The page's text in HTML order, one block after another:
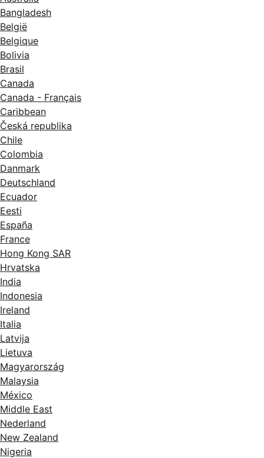
Bangladesh
België
Belgique
Bolivia
Brasil
Canada
Canada - Français
Caribbean
Česká republika
Chile
Colombia
Danmark
Deutschland
Ecuador
Eesti
España
France
Hong Kong SAR
Hrvatska
India
Indonesia
Ireland
Italia
Latvija
Lietuva
Magyarország
Malaysia
México
Middle East
Nederland
New Zealand
Nigeria